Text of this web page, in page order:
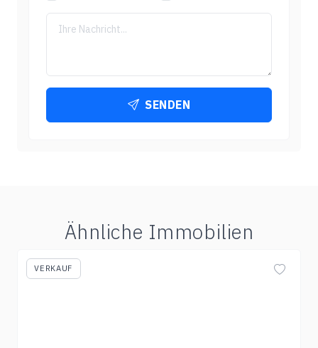
SENDEN
Ähnliche Immobilien
VERKAUF